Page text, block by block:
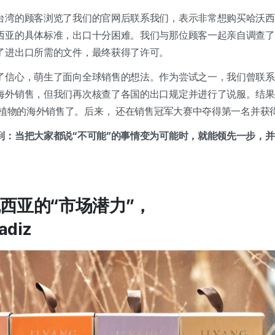
湾的顾客浏览了我们的官网后联系我们，表示非常想购买哈沃
亚的具体标准，出口十分困难。我们与那位顾客一起亲自调查
出口所需的文件，最终获得了许可。
信心，萌生了面向全球销售的想法。作为尝试之一，我们曾联
外销售，但我们再次核查了各国的出口规定并进行了说服。结
物的海外销售了。后来， 还在销售冠军大赛中夺得第一名并获
：当把大家都说“不可能”的事情变为可能时，就能领先一步，
亚的“市场潜力”，